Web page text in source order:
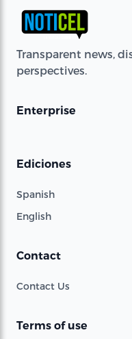
Transparent news,
perspectives.
Enterprise
Ediciones
Spanish
English
Contact
Contact Us
Terms of use